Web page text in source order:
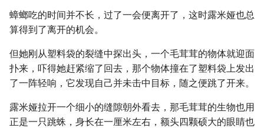
蟑螂吃的时间并不长，过了一会便离开了，这时露米娅也总
算得到了离开的机会。
但她刚从塑料袋的裂缝中探出头，一个毛茸茸的物体就迎面
扑来，吓得她赶紧缩了回去，那个物体撞在了塑料袋上发出
了一阵轻响，它发现自己并未击中目标，随之便跳了开来。
露米娅拉开一个细小的缝隙朝外看去，那毛茸茸的生物也用
正是一只跳蛛，身长在一厘米左右，额头四颗硕大的眼睛也